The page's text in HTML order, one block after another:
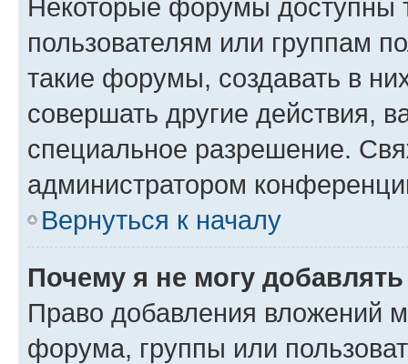
Некоторые форумы доступны
пользователям или группам
такие форумы, создавать в
совершать другие действия,
специальное разрешение.
администратором
Вернуться к началу
Почему я не могу
Право добавления вложений
форума, группы или